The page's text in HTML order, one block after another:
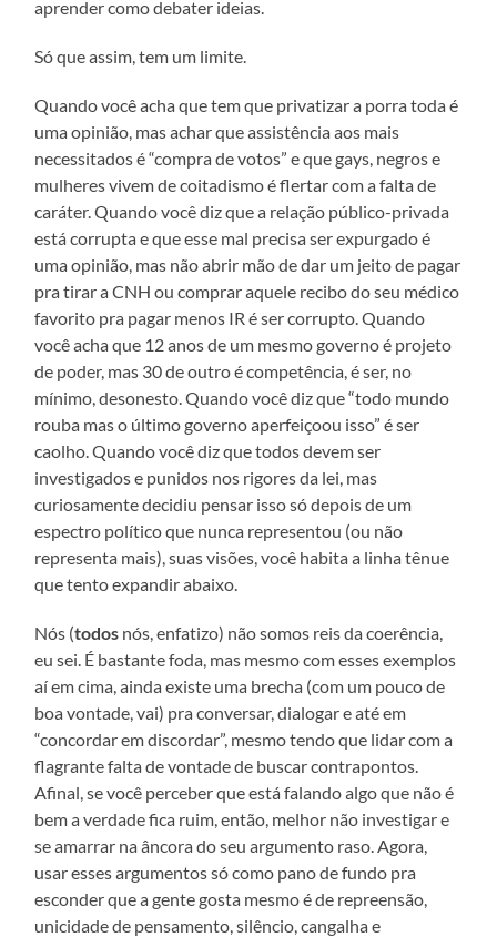
aprender como debater ideias.
Só que assim, tem um limite.
Quando você acha que tem que privatizar a porra toda é
uma opinião, mas achar que assistência aos mais
necessitados é “compra de votos” e que gays, negros e
mulheres vivem de coitadismo é flertar com a falta de
caráter. Quando você diz que a relação público-privada
está corrupta e que esse mal precisa ser expurgado é
uma opinião, mas não abrir mão de dar um jeito de pagar
pra tirar a CNH ou comprar aquele recibo do seu médico
favorito pra pagar menos IR é ser corrupto. Quando
você acha que 12 anos de um mesmo governo é projeto
de poder, mas 30 de outro é competência, é ser, no
mínimo, desonesto. Quando você diz que “todo mundo
rouba mas o último governo aperfeiçoou isso” é ser
caolho. Quando você diz que todos devem ser
investigados e punidos nos rigores da lei, mas
curiosamente decidiu pensar isso só depois de um
espectro político que nunca representou (ou não
representa mais), suas visões, você habita a linha tênue
que tento expandir abaixo.
Nós (todos nós, enfatizo) não somos reis da coerência,
eu sei. É bastante foda, mas mesmo com esses exemplos
aí em cima, ainda existe uma brecha (com um pouco de
boa vontade, vai) pra conversar, dialogar e até em
“concordar em discordar”, mesmo tendo que lidar com a
flagrante falta de vontade de buscar contrapontos.
Afinal, se você perceber que está falando algo que não é
bem a verdade fica ruim, então, melhor não investigar e
se amarrar na âncora do seu argumento raso. Agora,
usar esses argumentos só como pano de fundo pra
esconder que a gente gosta mesmo é de repreensão,
unicidade de pensamento, silêncio, cangalha e